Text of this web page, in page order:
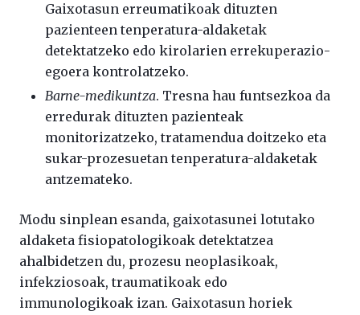
Gaixotasun erreumatikoak dituzten
pazienteen tenperatura-aldaketak
detektatzeko edo kirolarien errekuperazio-
egoera kontrolatzeko.
Barne-medikuntza. Tresna hau funtsezkoa da
erredurak dituzten pazienteak
monitorizatzeko, tratamendua doitzeko eta
sukar-prozesuetan tenperatura-aldaketak
antzemateko.
Modu sinplean esanda, gaixotasunei lotutako
aldaketa fisiopatologikoak detektatzea
ahalbidetzen du, prozesu neoplasikoak,
infekziosoak, traumatikoak edo
immunologikoak izan. Gaixotasun horiek